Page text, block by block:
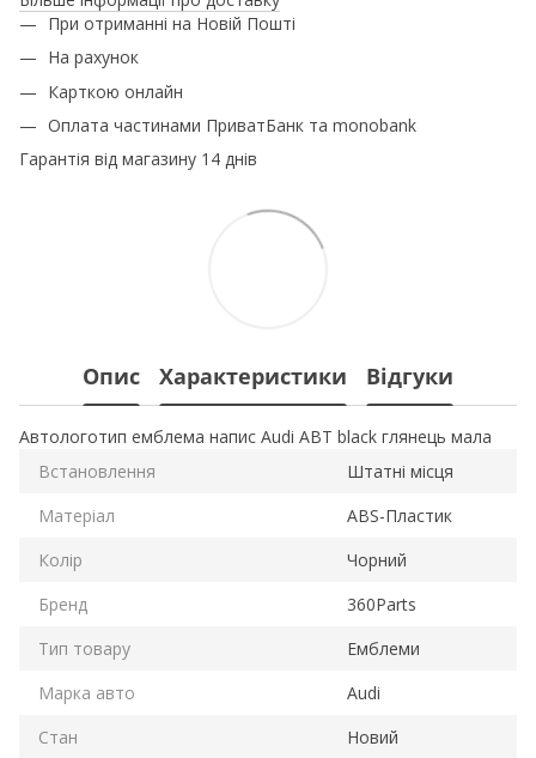
При отриманні на Новій Пошті
На рахунок
Карткою онлайн
Оплата частинами ПриватБанк та monobank
Гарантія від магазину 14 днів
Опис Характеристики Відгуки
Автологотип емблема напис Audi ABT black глянець мала
Встановлення
Штатні місця
Матеріал
ABS-Пластик
Колір
Чорний
Бренд
360Parts
Тип товару
Емблеми
Марка авто
Audi
Стан
Новий